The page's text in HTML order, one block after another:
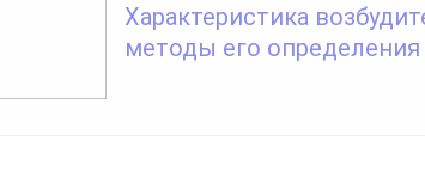
Характеристика
методы его определения